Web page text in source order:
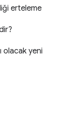
erteleme
olacak yeni